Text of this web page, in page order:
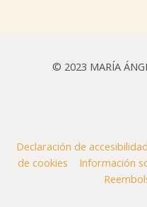
© 2023 MARÍA
Declaración de
de cookies Información